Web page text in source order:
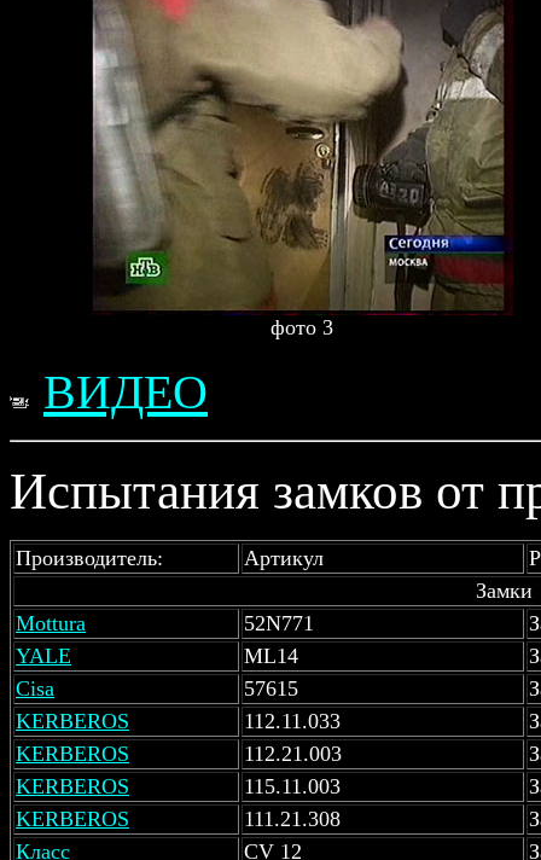
фото 3
ВИДЕО
Испытания замков от
Производитель: Артикул
Замки
Mottura
52N771
YALE
ML14
Cisa
57615
KERBEROS
112.11.033
KERBEROS
112.21.003
KERBEROS
115.11.003
KERBEROS
111.21.308
Класс
СV 12